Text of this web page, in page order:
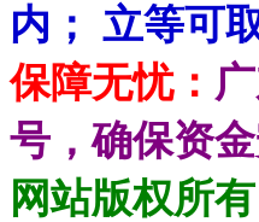
内； 立等可
保障无忧：
号，确保资
网站版权所